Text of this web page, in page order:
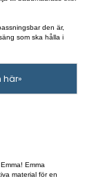
Det innebär
en ny king size säng
vilka alternativ som
av återförsäljare
kontinentalsäng från